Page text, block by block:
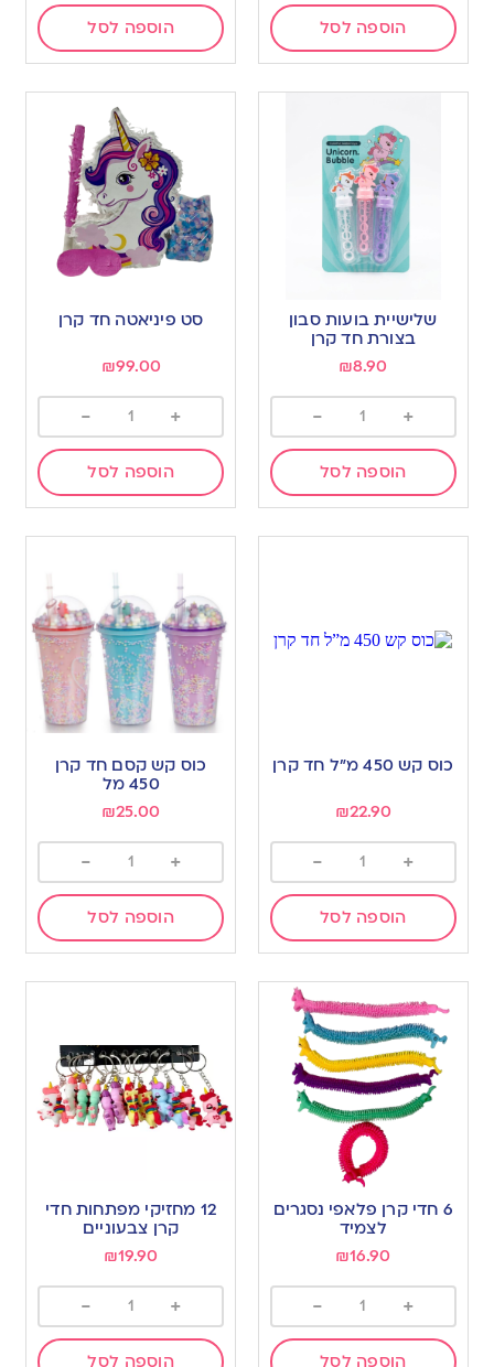
הוספה לסל הוספה לסל
שלישיית בועות סבון
בצורת חד קרן
₪8.90
+
-
הוספה לסל
סט פיניאטה חד קרן
₪99.00
+
-
הוספה לסל
כוס קש 450 מ”ל חד קרן
₪22.90
+
-
הוספה לסל
כוס קש קסם חד קרן
450 מל
₪25.00
+
-
הוספה לסל
6 חדי קרן פלאפי נסגרים
לצמיד
₪16.90
+
-
הוספה לסל
12 מחזיקי מפתחות חדי
קרן צבעוניים
₪19.90
+
-
הוספה לסל